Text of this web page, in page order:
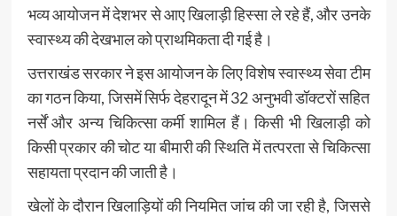
भव्य आयोजन में देशभर से आए खिलाड़ी हिस्सा ले रहे हैं, और उनके
स्वास्थ्य की देखभाल को प्राथमिकता दी गई है।
उत्तराखंड सरकार ने इस आयोजन के लिए विशेष स्वास्थ्य सेवा टीम
का गठन किया, जिसमें सिर्फ देहरादून में 32 अनुभवी डॉक्टरों सहित
नर्सें और अन्य चिकित्सा कर्मी शामिल हैं। किसी भी खिलाड़ी को
किसी प्रकार की चोट या बीमारी की स्थिति में तत्परता से चिकित्सा
सहायता प्रदान की जाती है।
खेलों के दौरान खिलाड़ियों की नियमित जांच की जा रही है, जिससे